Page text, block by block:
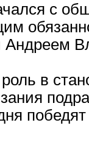
с
Андреем
в